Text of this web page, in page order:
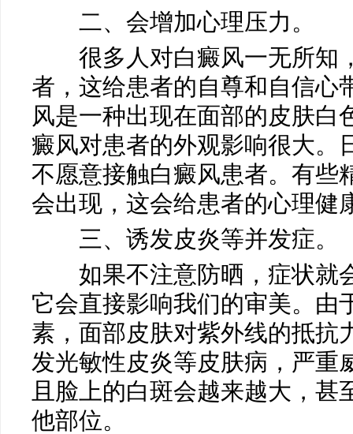
二、会增加心理压力。
很多人对白癜风一无所知
者，这给患者的自尊和自信心
风是一种出现在面部的皮肤白
癜风对患者的外观影响很大。
不愿意接触白癜风患者。有些
会出现，这会给患者的心理健
三、诱发皮炎等并发症。
如果不注意防晒，症状就
它会直接影响我们的审美。由
素，面部皮肤对紫外线的抵抗
发光敏性皮炎等皮肤病，严重
且脸上的白斑会越来越大，甚
他部位。